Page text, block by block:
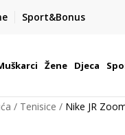
Sport&Bonus
NOW
800 paketomata u Hrvatskoj
Žene Djeca
Tenisice Nike JR